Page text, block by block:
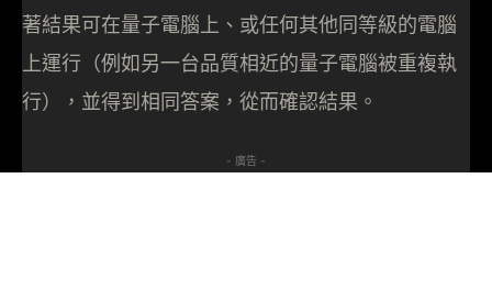
著結果可在量子電腦上、或任何其他同等級的電腦
上運行（例如另一台品質相近的量子電腦被重複執
行），並得到相同答案，從而確認結果。
- 廣告 -